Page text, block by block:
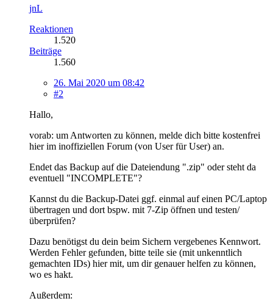
jnL
Reaktionen
1.520
Beiträge
1.560
26. Mai 2020 um 08:42
#2
Hallo,
vorab: um Antworten zu können, melde dich bitte kostenfrei
hier im inoffiziellen Forum (von User für User) an.
Endet das Backup auf die Dateiendung ".zip" oder steht da
eventuell "INCOMPLETE"?
Kannst du die Backup-Datei ggf. einmal auf einen PC/Laptop
übertragen und dort bspw. mit 7-Zip öffnen und testen/
überprüfen?
Dazu benötigst du dein beim Sichern vergebenes Kennwort.
Werden Fehler gefunden, bitte teile sie (mit unkenntlich
gemachten IDs) hier mit, um dir genauer helfen zu können,
wo es hakt.
Außerdem: